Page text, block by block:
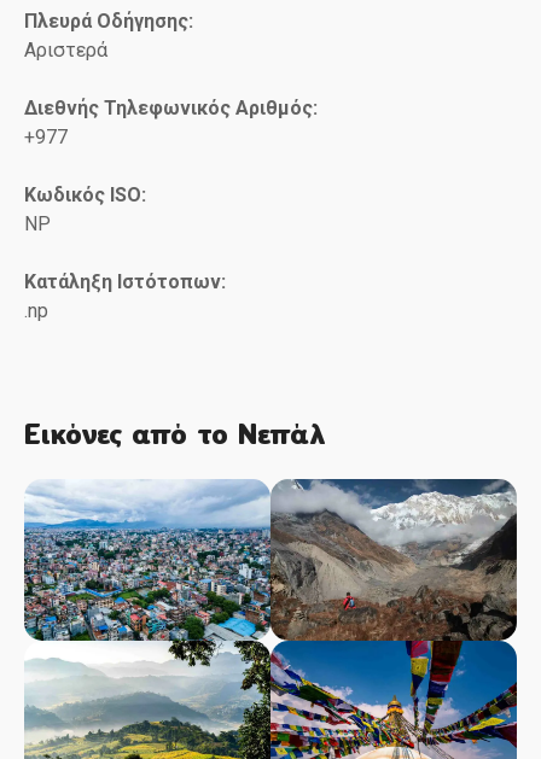
Πλευρά Οδήγησης:
Αριστερά
Διεθνής Τηλεφωνικός Αριθμός:
+977
Κωδικός ISO:
NP
Κατάληξη Ιστότοπων:
.np
Εικόνες από το Νεπάλ